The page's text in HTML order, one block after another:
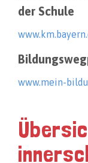
der Schule
www.mein-